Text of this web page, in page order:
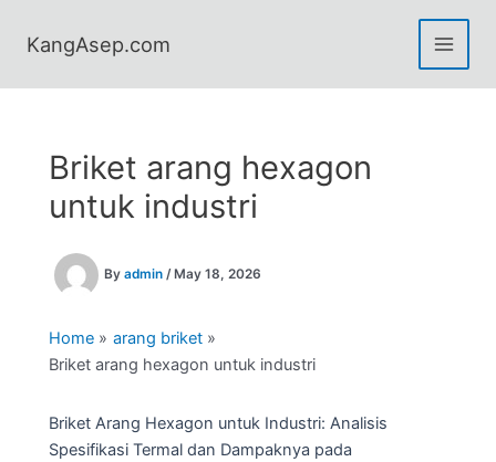
KangAsep.com
Briket arang hexagon
untuk industri
By admin / May 18, 2026
Home
arang briket
Briket arang hexagon untuk industri
Briket Arang Hexagon untuk Industri: Analisis
Spesifikasi Termal dan Dampaknya pada